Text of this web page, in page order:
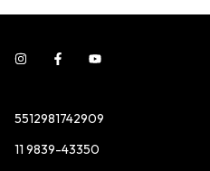
5512981742909
11 9839-43350